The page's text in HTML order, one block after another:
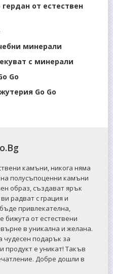
от естествен
минерали
с минерали
Go
Go Go
камъни, никога няма
полусъпоценни камъни
образ, създават ярък
радват с грация и
привлекателна,
бижута от естествени
в уникална и желана.
чудесен подарък за
продукт е уникат! Такъв
Добре дошли в